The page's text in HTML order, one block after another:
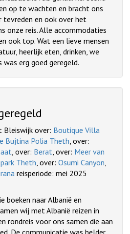
op te wachten en bracht ons
tevreden en ook over het
onze reis. Alle accommodaties
ook top. Wat een lieve mensen
heerlijk eten, drinken, we
erg goed geregeld.
Bleiswijk over: Boutique Villa
Bujtina Polia Theth, over:
, over: Berat, over: Meer van
Theth, over: Osumi Canyon,
reisperiode: mei 2025
boeken naar Albanië en
wij met Albanië reizen in
rondreis voor ons samen die aan
De communicatie was helder